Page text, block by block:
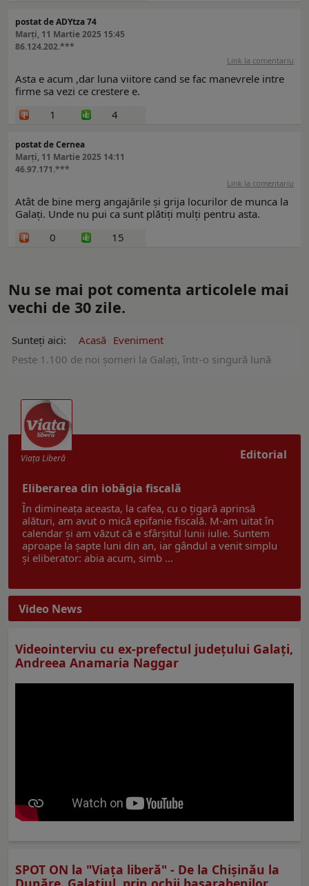
postat de ADYtza 74
Marți, 11 Martie 2025 15:45
86.124.202.***
Link la comentariu
Asta e acum ,dar luna viitore cand se fac manevrele intre
firme sa vezi ce crestere e.
1
4
postat de Cernea
Marți, 11 Martie 2025 14:11
46.97.171.***
Link la comentariu
Atât de bine merg angajările și grija locurilor de munca la
Galați. Unde nu pui ca sunt plătiți mulți pentru asta.
0
15
Nu se mai pot comenta articolele mai
vechi de 30 zile.
Sunteți aici: Acasă Eveniment
Peste 1.100 de noi șomeri la Galaţi, într-o singură lună
Editorial
Viaţa Liberă
Eliberarea din iobăgia fiscală
În dimineața aceasta, la cafea, cu o țigară aprinsă
alături, am avut o mică epifanie fiscală. M-am uitat în
calendar și am văzut că e sfârșitul lunii iulie. Suntem
aproape la șapte luni din an, iar gândul a venit simplu
și eliberator: abia acum, simb ...
Video News
Videointerviu cu ex-prefectul judeţului Galaţi,
Andreea Anamaria Naggar
SPOT ON la "Viaţa liberă" - De la Chișinău la